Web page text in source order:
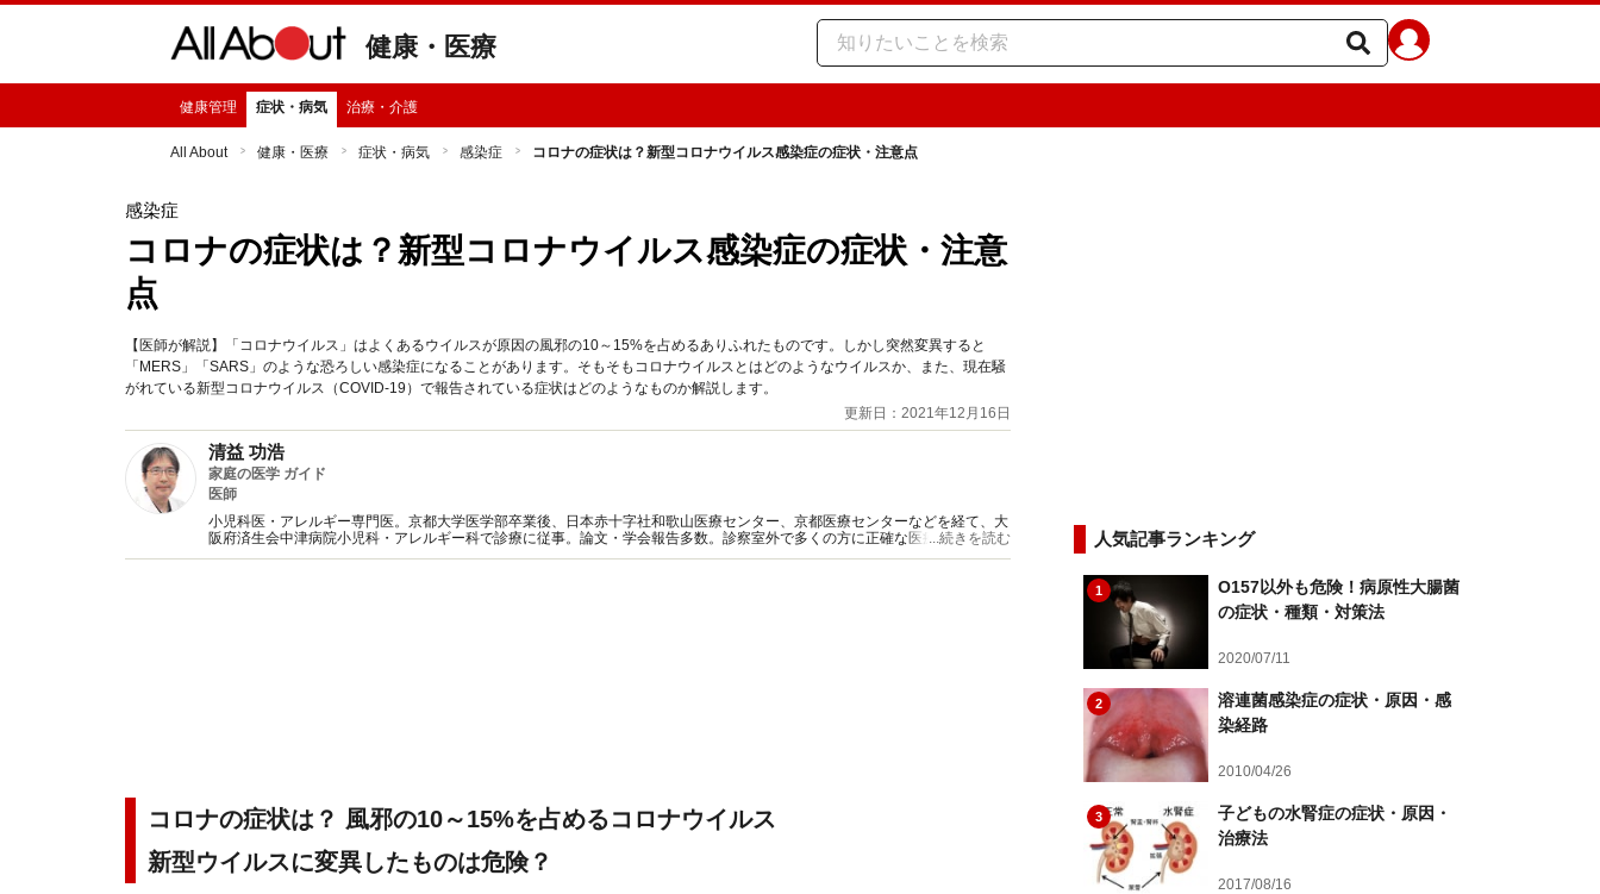
健康・医療
健康管理 症状・病気 治療・介護
All About 健康・医療 症状・病気 感染症 コロナの症状は？新型コロナウイルス感染症の症状・注意点
感染症
コロナの症状は？新型コロナウイルス感染症の症状・注意
点
【医師が解説】「コロナウイルス」はよくあるウイルスが原因の風邪の10～15%を占めるありふれたものです。しかし突然変異すると
「MERS」「SARS」のような恐ろしい感染症になることがあります。そもそもコロナウイルスとはどのようなウイルスか、また、現在騒
がれている新型コロナウイルス（COVID-19）で報告されている症状はどのようなものか解説します。
更新日：2021年12月16日
清益 功浩
家庭の医学 ガイド
医師
小児科医・アレルギー専門医。京都大学医学部卒業後、日本赤十字社和歌山医療センター、京都医療センターなどを経て、大
阪府済生会中津病院小児科・アレルギー科で診療に従事。論文・学会報告多数。診察室外で多くの方に正確な医療情報を届け
たいと、インターネットやテレビ、書籍などでも数多くの情報発信を行っている。
...続きを読む
コロナの症状は？ 風邪の10～15%を占めるコロナウイルス
新型ウイルスに変異したものは危険？
人気記事ランキング
1
O157以外も危険！病原性大腸菌
の症状・種類・対策法
2020/07/11
2
溶連菌感染症の症状・原因・感
染経路
2010/04/26
3
子どもの水腎症の症状・原因・
治療法
2017/08/16